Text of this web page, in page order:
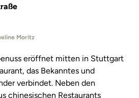
Moritz
eröffnet mitten in Stuttgart
das Bekanntes und
verbindet. Neben den
chinesischen Restaurants